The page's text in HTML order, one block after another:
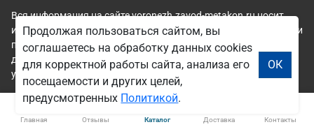
Вся информация на сайте voronezh.zavod-metakon.ru носит
исключительно ознакомительный и справочный характер и ни
при каких условиях не является публичной офертой. Всю
дополнительную информацию можно узнать по телефонам
указанным на сайте.
Главная Отзывы Каталог Доставка Контакты
Продолжая пользоваться сайтом, вы
соглашаетесь на обработку данных cookies
для корректной работы сайта, анализа его
посещаемости и других целей,
предусмотренных Политикой.
ОК